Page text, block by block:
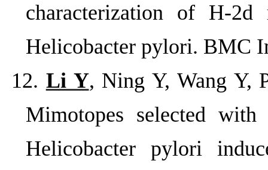
characterization of H-
Helicobacter pylori. BMC
12. Li Y, Ning Y, Wang Y,
Mimotopes selected
Helicobacter pylori